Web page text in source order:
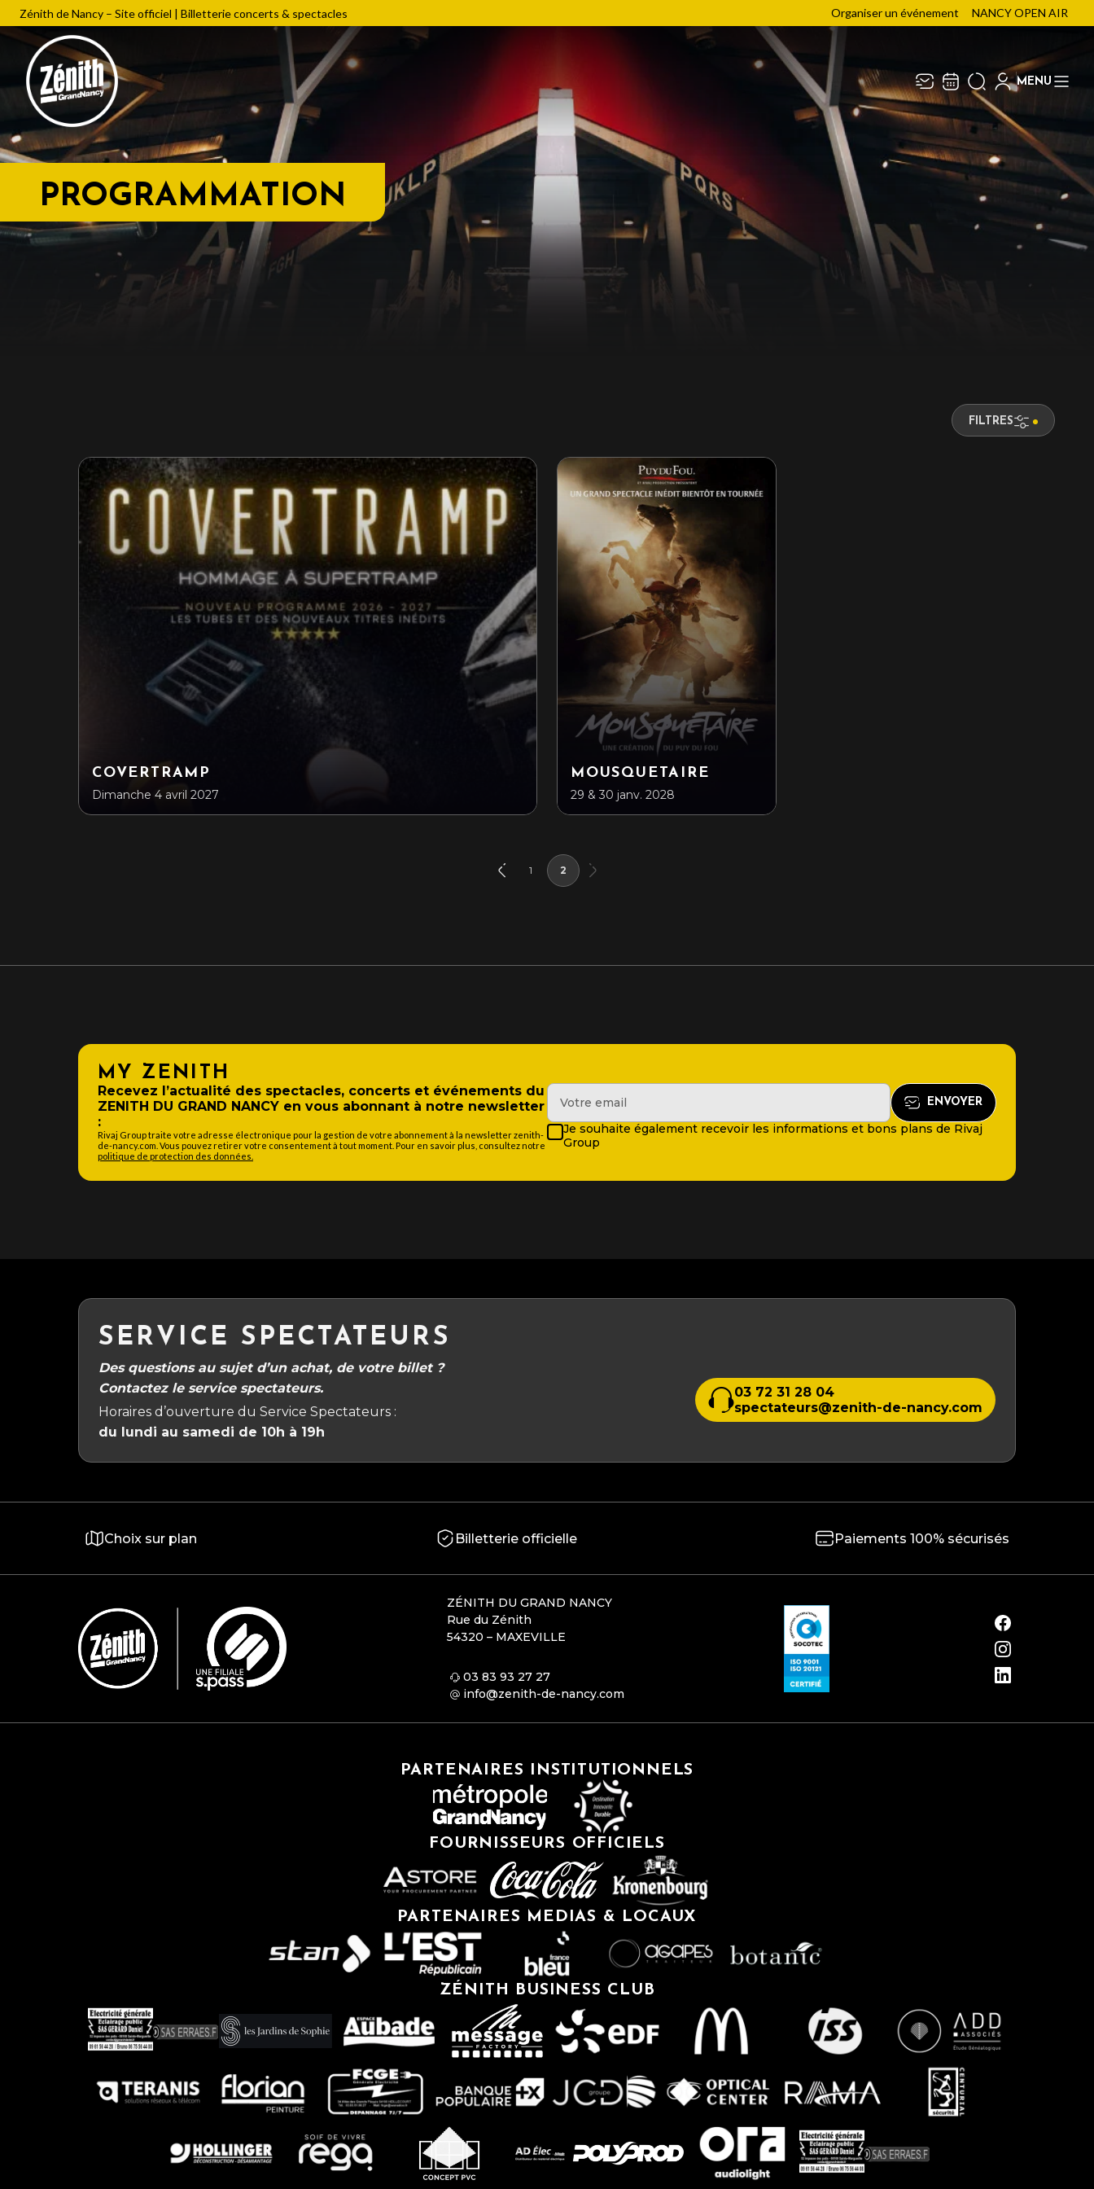
Zénith de Nancy – Site officiel | Billetterie concerts & spectacles Organiser un événement NANCY OPEN AIR
Fermer
Recevez toute l’actualité en
vous abonnant à notre
newsletter :
ENVOYER
Rivaj Group traite votre adresse électronique pour
la gestion de votre abonnement à la newsletter de
. Vous pouvez retirer votre
consentement à tout moment. Pour en savoir plus,
MENU
PROGRAMMATION
FILTRES
COVERTRAMP
Dimanche 4 avril 2027
MOUSQUETAIRE
29 & 30 janv. 2028
1 2
MY ZENITH
Recevez l’actualité des spectacles, concerts et événements du
ZENITH DU GRAND NANCY en vous abonnant à notre newsletter
:
Rivaj Group traite votre adresse électronique pour la gestion de votre abonnement à la newsletter zenith-
de-nancy.com. Vous pouvez retirer votre consentement à tout moment. Pour en savoir plus, consultez notre
politique de protection des données.
Je souhaite également recevoir les informations et bons plans de Rivaj
Group
SERVICE SPECTATEURS
Des questions au sujet d’un achat, de votre billet ?
Contactez le service spectateurs.
Horaires d’ouverture du Service Spectateurs :
du lundi au samedi de 10h à 19h
03 72 31 28 04
spectateurs@zenith-de-nancy.com
Choix sur plan Billetterie officielle Paiements 100% sécurisés
ZÉNITH DU GRAND NANCY
Rue du Zénith
54320 – MAXEVILLE
03 83 93 27 27
info@zenith-de-nancy.com
PARTENAIRES INSTITUTIONNELS
FOURNISSEURS OFFICIELS
PARTENAIRES MEDIAS & LOCAUX
ZÉNITH BUSINESS CLUB